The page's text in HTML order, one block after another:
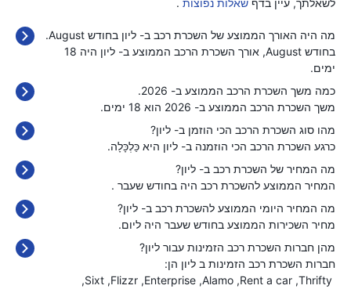
לשאלתך, עיין בדף שאלות נפוצות .
מה היה האורך הממוצע של השכרת רכב ב- ליון בחודש August.
בחודש August, אורך השכרת הרכב הממוצע ב- ליון היה 18
ימים.
כמה משך השכרת הרכב הממוצע ב- 2026.
משך השכרת הרכב הממוצע ב- 2026 הוא 18 ימים.
מהו סוג השכרת הרכב הכי הוזמן ב- ליון?
כרגע השכרת הרכב הכי הוזמנה ב- ליון היא כַּלְכָּלָה.
מה המחיר של השכרת רכב ב- ליון?
המחיר הממוצע להשכרת רכב היה בחודש שעבר .
מה המחיר היומי הממוצע להשכרת רכב ב- ליון?
מחיר השכירות הממוצע בחודש שעבר היה ליום.
מהן חברות השכרת רכב הזמינות עבור ליון?
חברות השכרת רכב הזמינות ב ליון הן:
Thrifty
Rent a car
Alamo
Enterprise
Flizzr
Sixt